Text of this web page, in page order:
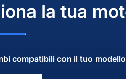
la tua
compatibili con il tuo modello